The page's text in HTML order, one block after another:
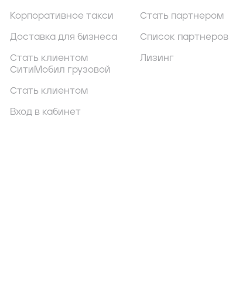
Корпоративное такси
Доставка для бизнеса
Стать клиентом
СитиМобил грузовой
Стать клиентом
Вход в кабинет
Стать партнером
Список партнеров
Лизинг